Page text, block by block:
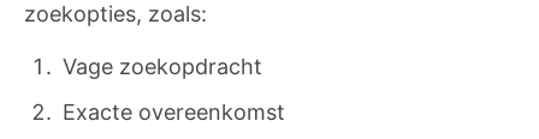
zoekopties, zoals:
Vage zoekopdracht
Exacte overeenkomst